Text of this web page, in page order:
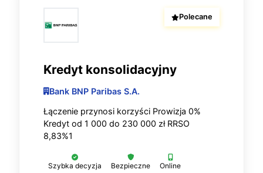
Polecane
Kredyt konsolidacyjny
Bank BNP Paribas S.A.
Łączenie przynosi korzyści Prowizja 0%
Kredyt od 1 000 do 230 000 zł RRSO
8,83%1
Szybka decyzja Bezpieczne Online